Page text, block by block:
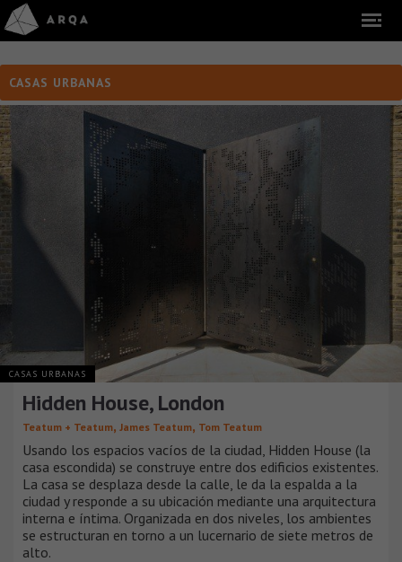
CASAS URBANAS
CASAS URBANAS
Hidden House, London
Teatum + Teatum, James Teatum, Tom Teatum
Usando los espacios vacíos de la ciudad, Hidden House (la
casa escondida) se construye entre dos edificios existentes.
La casa se desplaza desde la calle, le da la espalda a la
ciudad y responde a su ubicación mediante una arquitectura
interna e íntima. Organizada en dos niveles, los ambientes
se estructuran en torno a un lucernario de siete metros de
alto.